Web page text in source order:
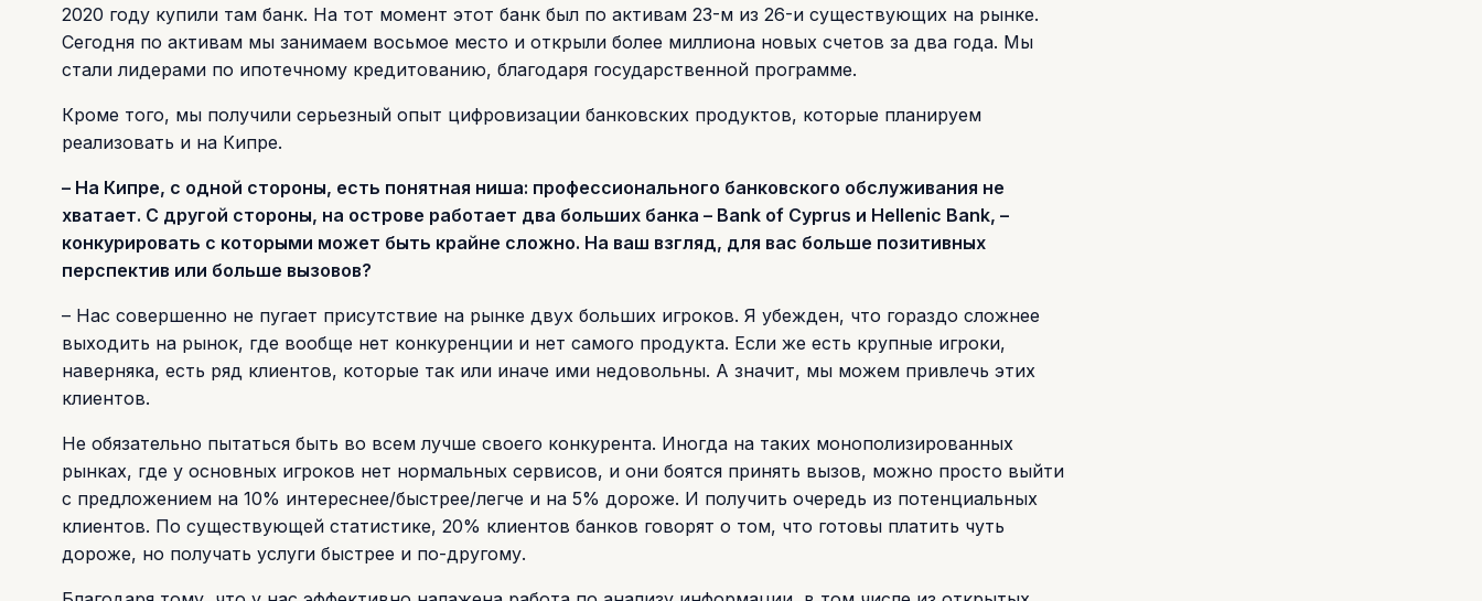
2020 году купили там банк. На тот момент этот банк был по активам 23-м из 26-и существующих на рынке.
Сегодня по активам мы занимаем восьмое место и открыли более миллиона новых счетов за два года. Мы
стали лидерами по ипотечному кредитованию, благодаря государственной программе.
Кроме того, мы получили серьезный опыт цифровизации банковских продуктов, которые планируем
реализовать и на Кипре.
– На Кипре, с одной стороны, есть понятная ниша: профессионального банковского обслуживания не
хватает. С другой стороны, на острове работает два больших банка – Bank of Cyprus и Hellenic Bank, –
конкурировать с которыми может быть крайне сложно. На ваш взгляд, для вас больше позитивных
перспектив или больше вызовов?
– Нас совершенно не пугает присутствие на рынке двух больших игроков. Я убежден, что гораздо сложнее
выходить на рынок, где вообще нет конкуренции и нет самого продукта. Если же есть крупные игроки,
наверняка, есть ряд клиентов, которые так или иначе ими недовольны. А значит, мы можем привлечь этих
клиентов.
Не обязательно пытаться быть во всем лучше своего конкурента. Иногда на таких монополизированных
рынках, где у основных игроков нет нормальных сервисов, и они боятся принять вызов, можно просто выйти
с предложением на 10% интереснее/быстрее/легче и на 5% дороже. И получить очередь из потенциальных
клиентов. По существующей статистике, 20% клиентов банков говорят о том, что готовы платить чуть
дороже, но получать услуги быстрее и по-другому.